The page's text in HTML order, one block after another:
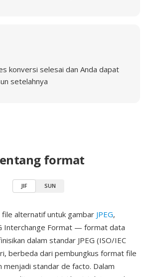
konversi selesai dan Anda dapat
setelahnya
format
JIF SUN
file alternatif untuk gambar JPEG,
Interchange Format — format data
dalam standar JPEG (ISO/IEC
berbeda dari pembungkus format file
menjadi standar de facto. Dalam